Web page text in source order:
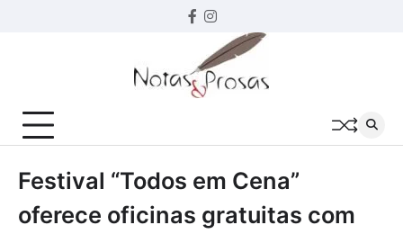
Facebook
instagram
Festival “Todos em Cena”
oferece oficinas gratuitas com